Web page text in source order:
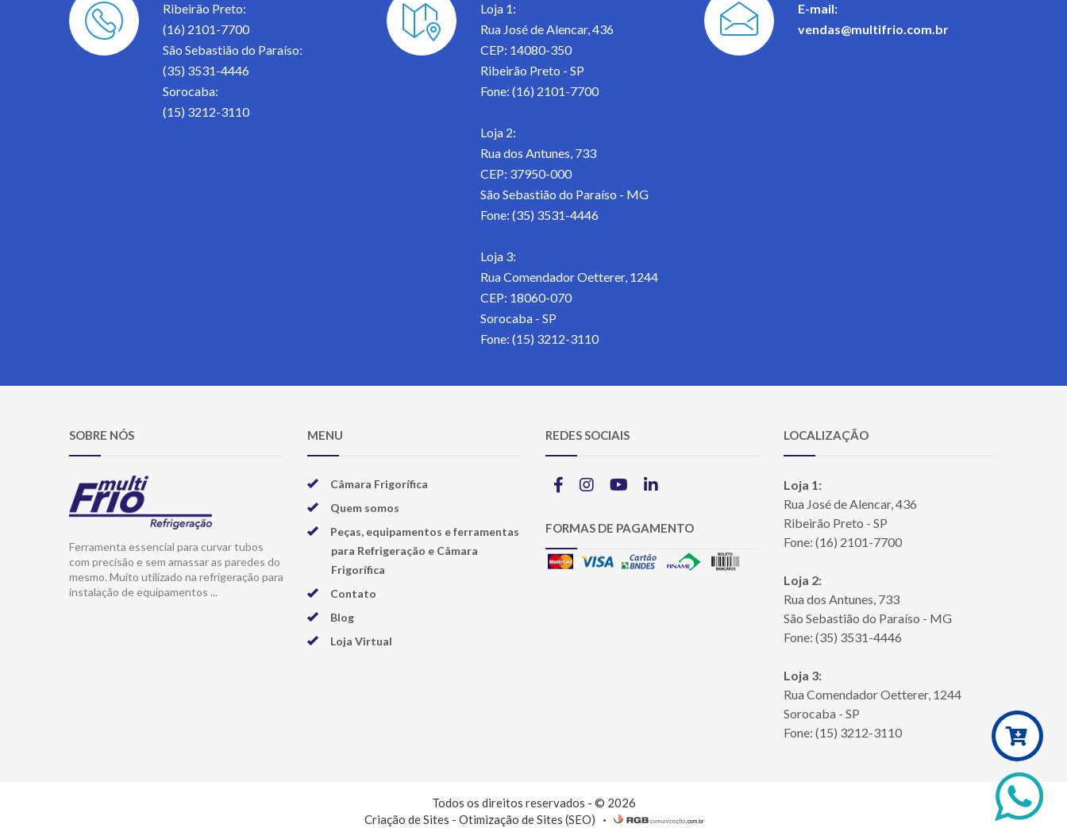
Ribeirão Preto:
(16) 2101-7700
São Sebastião do Paraíso:
(35) 3531-4446
Sorocaba:
(15) 3212-3110
Loja 1:
Rua José de Alencar, 436
CEP: 14080-350
Ribeirão Preto - SP
Fone: (16) 2101-7700
Loja 2:
Rua dos Antunes, 733
CEP: 37950-000
São Sebastião do Paraíso - MG
Fone: (35) 3531-4446
Loja 3:
Rua Comendador Oetterer, 1244
CEP: 18060-070
Sorocaba - SP
Fone: (15) 3212-3110
E-mail:
vendas@multifrio.com.br
SOBRE NÓS
Ferramenta essencial para curvar tubos
com precisão e sem amassar as paredes do
mesmo. Muito utilizado na refrigeração para
instalação de equipamentos ...
MENU
Câmara Frigorífica
Quem somos
Peças, equipamentos e ferramentas
para Refrigeração e Câmara
Frigorífica
Contato
Blog
Loja Virtual
REDES SOCIAIS
FORMAS DE PAGAMENTO
LOCALIZAÇÃO
Loja 1:
Rua José de Alencar, 436
Ribeirão Preto - SP
Fone: (16) 2101-7700
Loja 2:
Rua dos Antunes, 733
São Sebastião do Paraíso - MG
Fone: (35) 3531-4446
Loja 3:
Rua Comendador Oetterer, 1244
Sorocaba - SP
Fone: (15) 3212-3110
Todos os direitos reservados - © 2026
Criação de Sites - Otimização de Sites (SEO) •